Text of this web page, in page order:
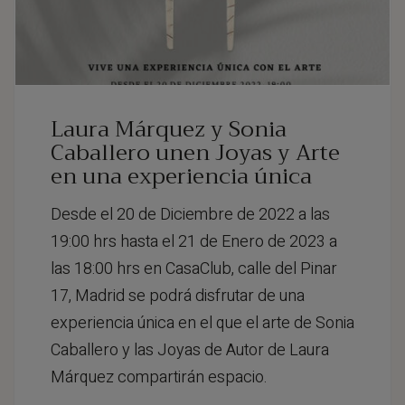
Laura Márquez y Sonia
Caballero unen Joyas y Arte
en una experiencia única
Desde el 20 de Diciembre de 2022 a las
19:00 hrs hasta el 21 de Enero de 2023 a
las 18:00 hrs en CasaClub, calle del Pinar
17, Madrid se podrá disfrutar de una
experiencia única en el que el arte de Sonia
Caballero y las Joyas de Autor de Laura
Márquez compartirán espacio.